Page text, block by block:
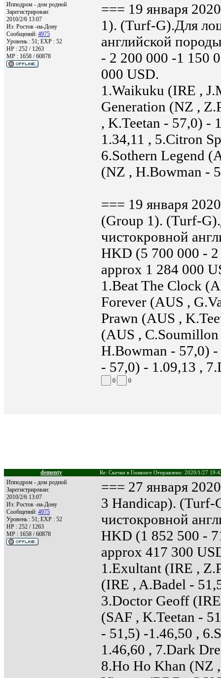
Ипподром - дом родной
Зарегистрирован:
2010/2/6 13:07
Из: Ростов -на-Дону
Сообщений: 4975
Уровень : 51; EXP : 52
HP : 252 / 1263
MP : 1658 / 60878
=== 19 января
1). (Turf-G).Для
английской
- 2 200 000 -1 150
000 USD.
1.Waikuku (IRE ,
Generation (NZ ,
, K.Teetan - 57,0) -
1.34,11 , 5.Citron
6.Sothern Legend
(NZ , H.Bowman -
=== 19 января
(Group 1). (Turf-
чистокровной
HKD (5 700 000 -
approx 1 284 000
1.Beat The Clock
Forever (AUS ,
Prawn (AUS ,
(AUS ,
H.Bowman - 57,0)
- 57,0) - 1.09,13 ,
0 0
dementy Re: Скачки в Гонконге Отправлено: 2020/1/27
Ипподром - дом родной
Зарегистрирован:
2010/2/6 13:07
Из: Ростов -на-Дону
Сообщений: 4975
Уровень : 51; EXP : 52
HP : 252 / 1263
MP : 1658 / 60878
=== 27 января
3 Handicap). (Turf-
чистокровной
HKD (1 852 500 -
approx 417 300
1.Exultant (IRE ,
(IRE , A.Badel -
3.Doctor Geoff
(SAF , K.Teetan -
- 51,5) -1.46,50 ,
1.46,60 , 7.Dark
8.Ho Ho Khan (NZ